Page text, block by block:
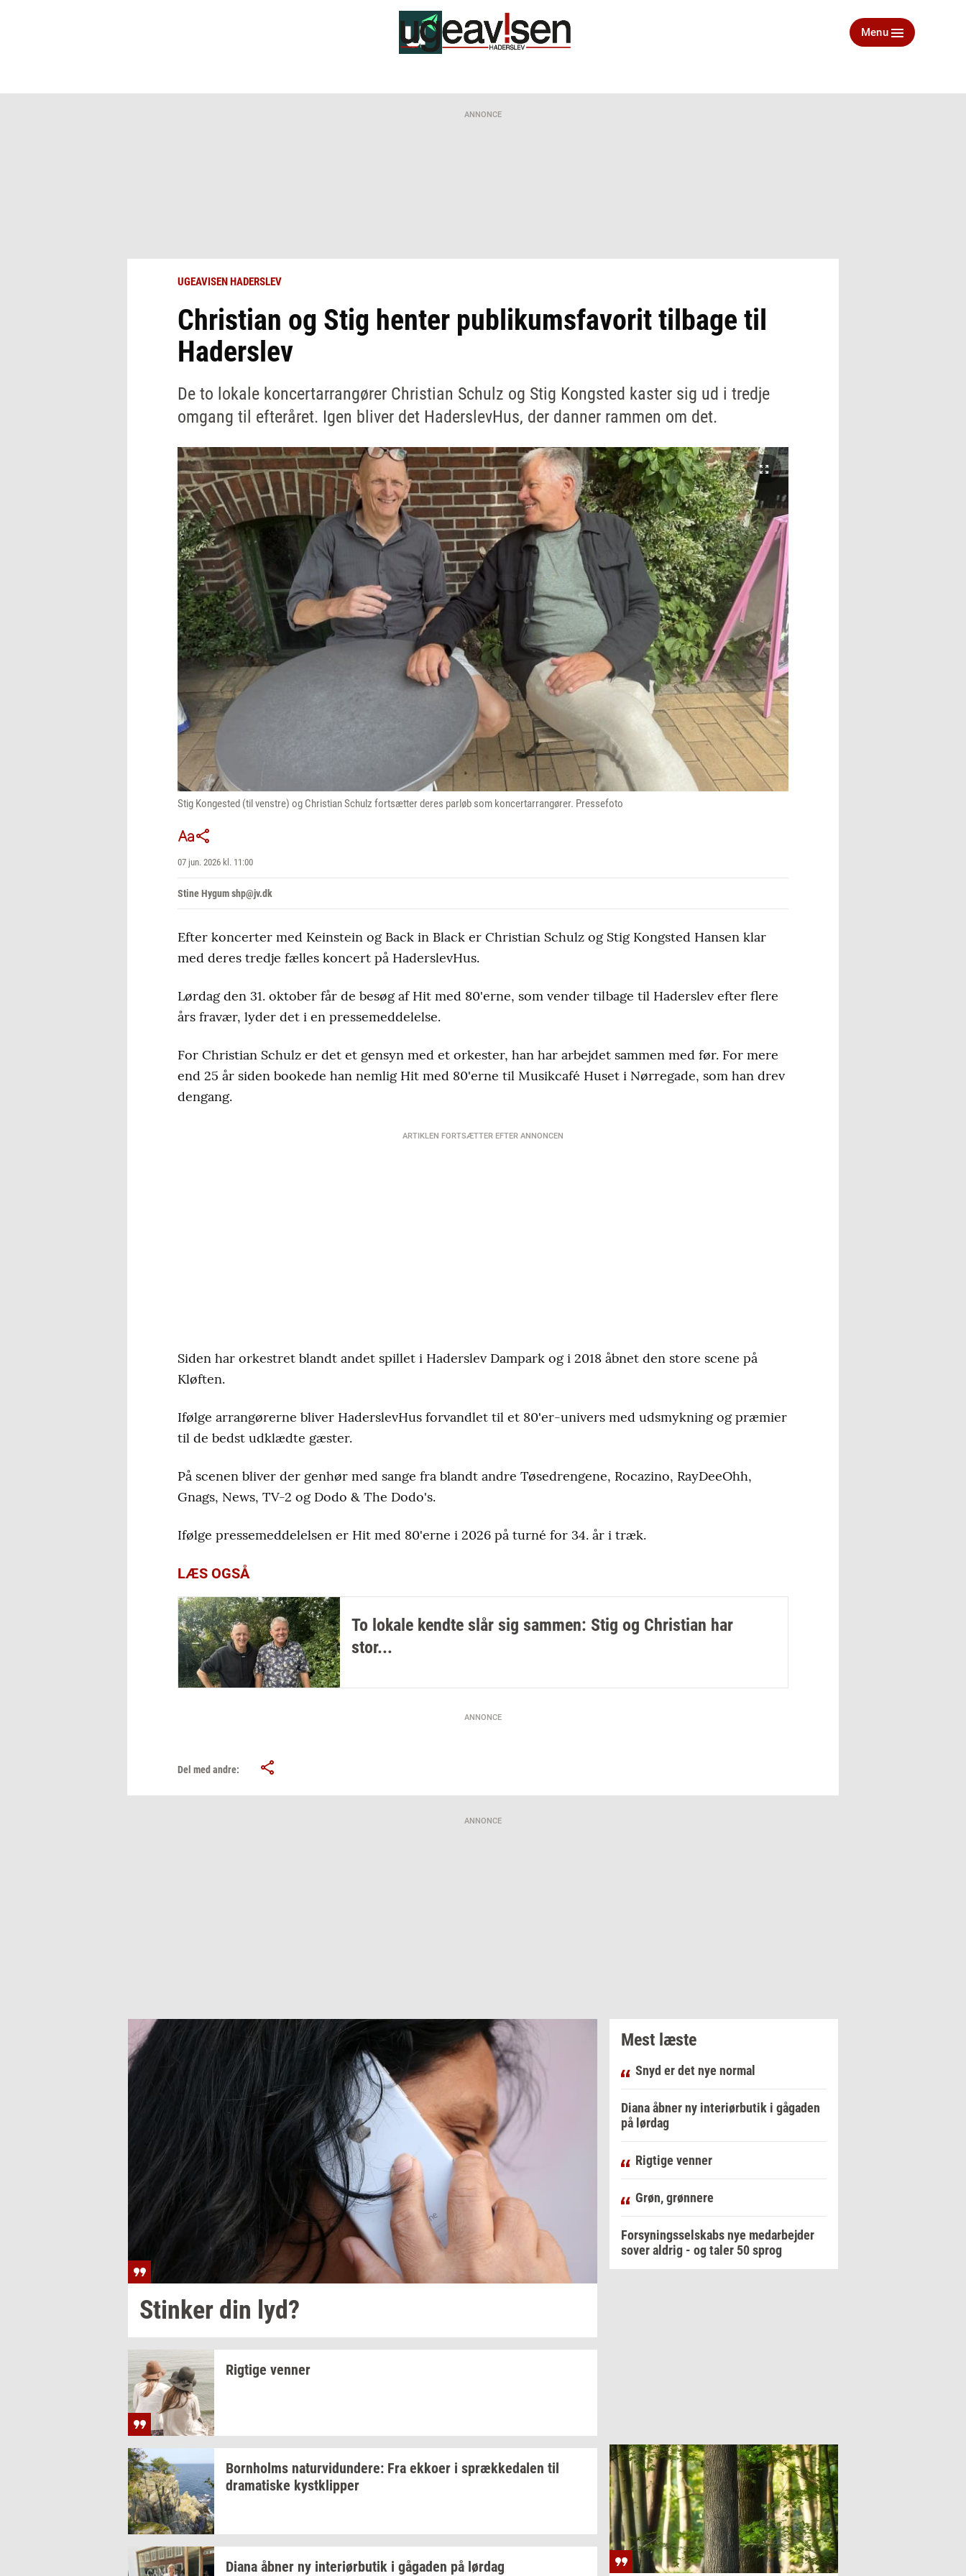
Menu
ANNONCE
UGEAVISEN HADERSLEV
Christian og Stig henter publikumsfavorit tilbage til
Haderslev
De to lokale koncertarrangører Christian Schulz og Stig Kongsted kaster sig ud i tredje
omgang til efteråret. Igen bliver det HaderslevHus, der danner rammen om det.
Stig Kongested (til venstre) og Christian Schulz fortsætter deres parløb som koncertarrangører. Pressefoto
07 jun. 2026 kl. 11:00
Stine Hygum shp@jv.dk
Efter koncerter med Keinstein og Back in Black er Christian Schulz og Stig Kongsted Hansen klar
med deres tredje fælles koncert på HaderslevHus.
Lørdag den 31. oktober får de besøg af Hit med 80'erne, som vender tilbage til Haderslev efter flere
års fravær, lyder det i en pressemeddelelse.
For Christian Schulz er det et gensyn med et orkester, han har arbejdet sammen med før. For mere
end 25 år siden bookede han nemlig Hit med 80'erne til Musikcafé Huset i Nørregade, som han drev
dengang.
ARTIKLEN FORTSÆTTER EFTER ANNONCEN
Siden har orkestret blandt andet spillet i Haderslev Dampark og i 2018 åbnet den store scene på
Kløften.
Ifølge arrangørerne bliver HaderslevHus forvandlet til et 80'er-univers med udsmykning og præmier
til de bedst udklædte gæster.
På scenen bliver der genhør med sange fra blandt andre Tøsedrengene, Rocazino, RayDeeOhh,
Gnags, News, TV-2 og Dodo & The Dodo's.
Ifølge pressemeddelelsen er Hit med 80'erne i 2026 på turné for 34. år i træk.
LÆS OGSÅ
To lokale kendte slår sig sammen: Stig og Christian har
stor...
ANNONCE
Del med andre:
ANNONCE
Stin­ker din lyd?
Rig­ti­ge ven­ner
Born­holms na­tur­vi­dun­de­re: Fra ek­ko­er i spræk­ke­da­len til
dra­ma­ti­ske kyst­klip­per
Diana åbner ny in­te­r­i­ør­bu­tik i gå­ga­den på lør­dag
Mest læste
Snyd er det nye normal
Diana åbner ny interiørbutik i gågaden
på lørdag
Rigtige venner
Grøn, grønnere
Forsyningsselskabs nye medarbejder
sover aldrig - og taler 50 sprog